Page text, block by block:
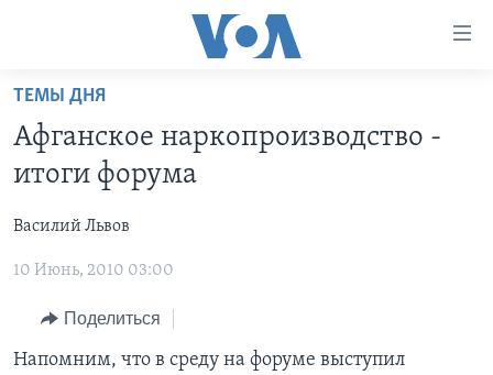
Перейти
основной
контент
навигации
Перейти
поиск
ГЛАВНОЕ
ПРОГРАММЫ
НОВОСТИ ЗА МИНУТУ
ИТОГИ
ПОЧЕМУ ЭТО ВАЖНО?
ДИСКУССИЯ VOA
ПРОЕКТЫ
УЧИМ АНГЛИЙСКИЙ
НАША АМЕРИКАНСКАЯ ИСТОРИЯ
А КАК В АМЕРИКЕ?
АРТЕФАКТЫ
ЭКСПЕРТИЗА
ИНТЕРВЬЮ
ФАКТЫ ПРОТИВ ФЕЙКОВ
ЗА СВОБОДУ ПРЕССЫ
ТЕМЫ ДНЯ
Афганское наркопроизводство -
итоги форума
Василий Львов
10 Июнь, 2010 03:00
Поделиться
Напомним, что в среду на форуме выступил